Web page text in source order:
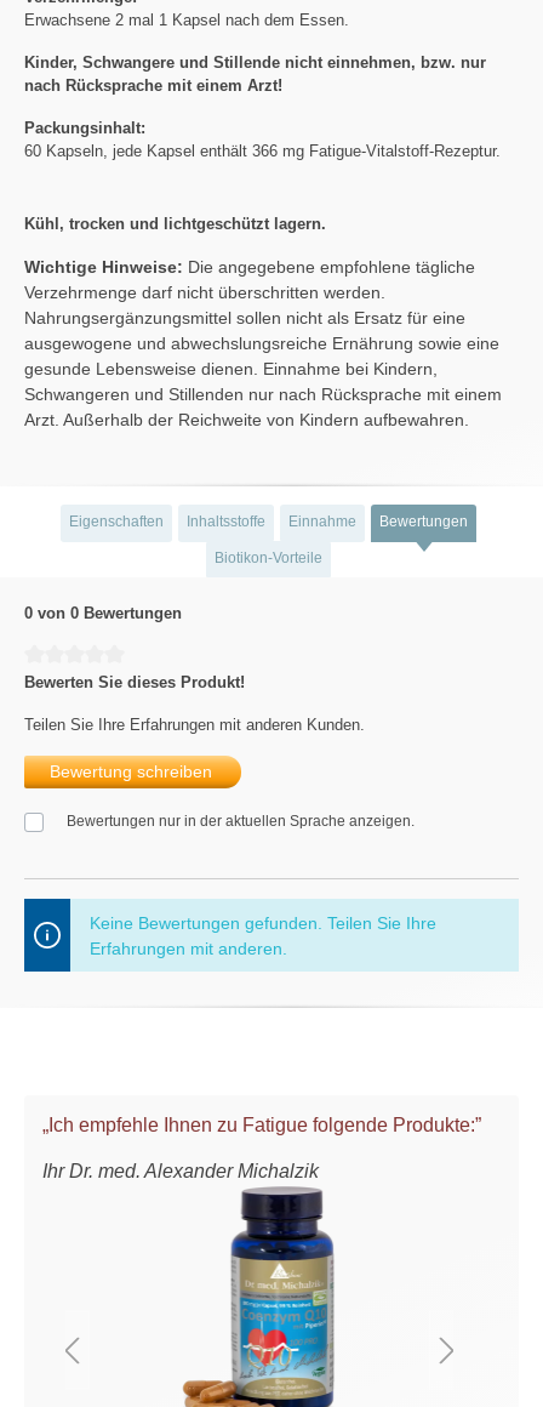
Erwachsene 2 mal 1 Kapsel nach dem Essen.
Kinder, Schwangere und Stillende nicht einnehmen, bzw. nur
nach Rücksprache mit einem Arzt!
Packungsinhalt:
60 Kapseln, jede Kapsel enthält 366 mg Fatigue-Vitalstoff-Rezeptur.
Kühl, trocken und lichtgeschützt lagern.
Wichtige Hinweise: Die angegebene empfohlene tägliche
Verzehrmenge darf nicht überschritten werden.
Nahrungsergänzungsmittel sollen nicht als Ersatz für eine
ausgewogene und abwechslungsreiche Ernährung sowie eine
gesunde Lebensweise dienen. Einnahme bei Kindern,
Schwangeren und Stillenden nur nach Rücksprache mit einem
Arzt. Außerhalb der Reichweite von Kindern aufbewahren.
Eigenschaften Inhaltsstoffe Einnahme Bewertungen
Biotikon-Vorteile
0 von 0 Bewertungen
Bewerten Sie dieses Produkt!
Teilen Sie Ihre Erfahrungen mit anderen Kunden.
Bewertung schreiben
Bewertungen nur in der aktuellen Sprache anzeigen.
Keine Bewertungen gefunden. Teilen Sie Ihre
Erfahrungen mit anderen.
„Ich empfehle Ihnen zu Fatigue folgende Produkte:”
Ihr Dr. med. Alexander Michalzik